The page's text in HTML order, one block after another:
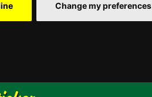
Change my preferences